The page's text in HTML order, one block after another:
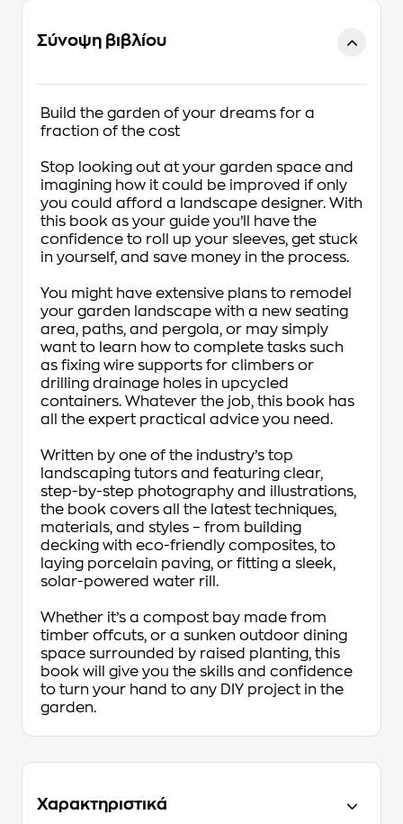
Σύνοψη βιβλίου
Build the garden of your dreams for a
fraction of the cost
Stop looking out at your garden space and
imagining how it could be improved if only
you could afford a landscape designer. With
this book as your guide you’ll have the
confidence to roll up your sleeves, get stuck
in yourself, and save money in the process.
You might have extensive plans to remodel
your garden landscape with a new seating
area, paths, and pergola, or may simply
want to learn how to complete tasks such
as fixing wire supports for climbers or
drilling drainage holes in upcycled
containers. Whatever the job, this book has
all the expert practical advice you need.
Written by one of the industry’s top
landscaping tutors and featuring clear,
step-by-step photography and illustrations,
the book covers all the latest techniques,
materials, and styles – from building
decking with eco-friendly composites, to
laying porcelain paving, or fitting a sleek,
solar-powered water rill.
Whether it’s a compost bay made from
timber offcuts, or a sunken outdoor dining
space surrounded by raised planting, this
book will give you the skills and confidence
to turn your hand to any DIY project in the
garden.
Χαρακτηριστικά